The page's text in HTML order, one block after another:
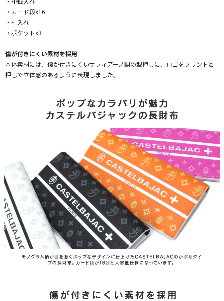
・カード段x16
・札入れ
・ポケットx3
傷が付きにくい素材を採用
本体素材には、傷が付きにくいサフィアーノ調の型押しに、ロゴをプリントと
押しで立体感のあるように表現しました。